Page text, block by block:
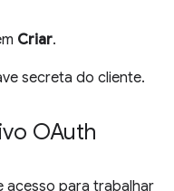
Criar.
secreta do cliente.
OAuth
acesso para trabalhar